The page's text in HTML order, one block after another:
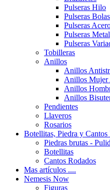
Pulseras Hilo
Pulseras Bolas
Pulseras
Pulseras Metal
Pulseras
Tobilleras
Anillos
Anillos
Anillos Mujer
Anillos
Anillos
Pendientes
Llaveros
Rosarios
Botellitas, Piedra y Cantos
Piedras brutas -
Botellitas
Cantos Rodados
Mas artículos ....
Nemesis Now
Figuras